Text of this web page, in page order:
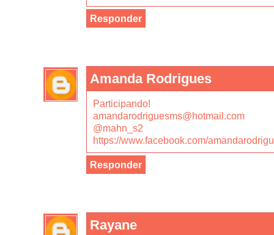
Responder
Amanda Rodrigues
Participando!
amandarodriguesms@hotmail.com
@mahn_s2
https://www.facebook.com/
Responder
Rayane